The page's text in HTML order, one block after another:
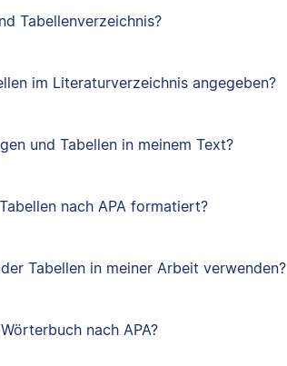
Tabellenverzeichnis?
im Literaturverzeichnis angegeben?
und Tabellen in meinem Text?
nach APA formatiert?
Tabellen in meiner Arbeit verwenden?
nach APA?